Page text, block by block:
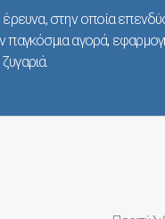
στην οποία
παγκόσμια αγορά,